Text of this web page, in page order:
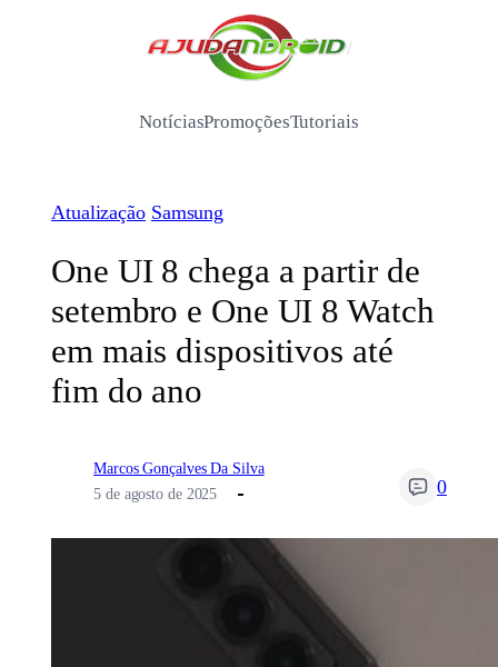
/
NotíciasPromoçõesTutoriais
Atualização Samsung
One UI 8 chega a partir de
setembro e One UI 8 Watch
em mais dispositivos até
fim do ano
Marcos Gonçalves Da Silva
5 de agosto de 2025
0